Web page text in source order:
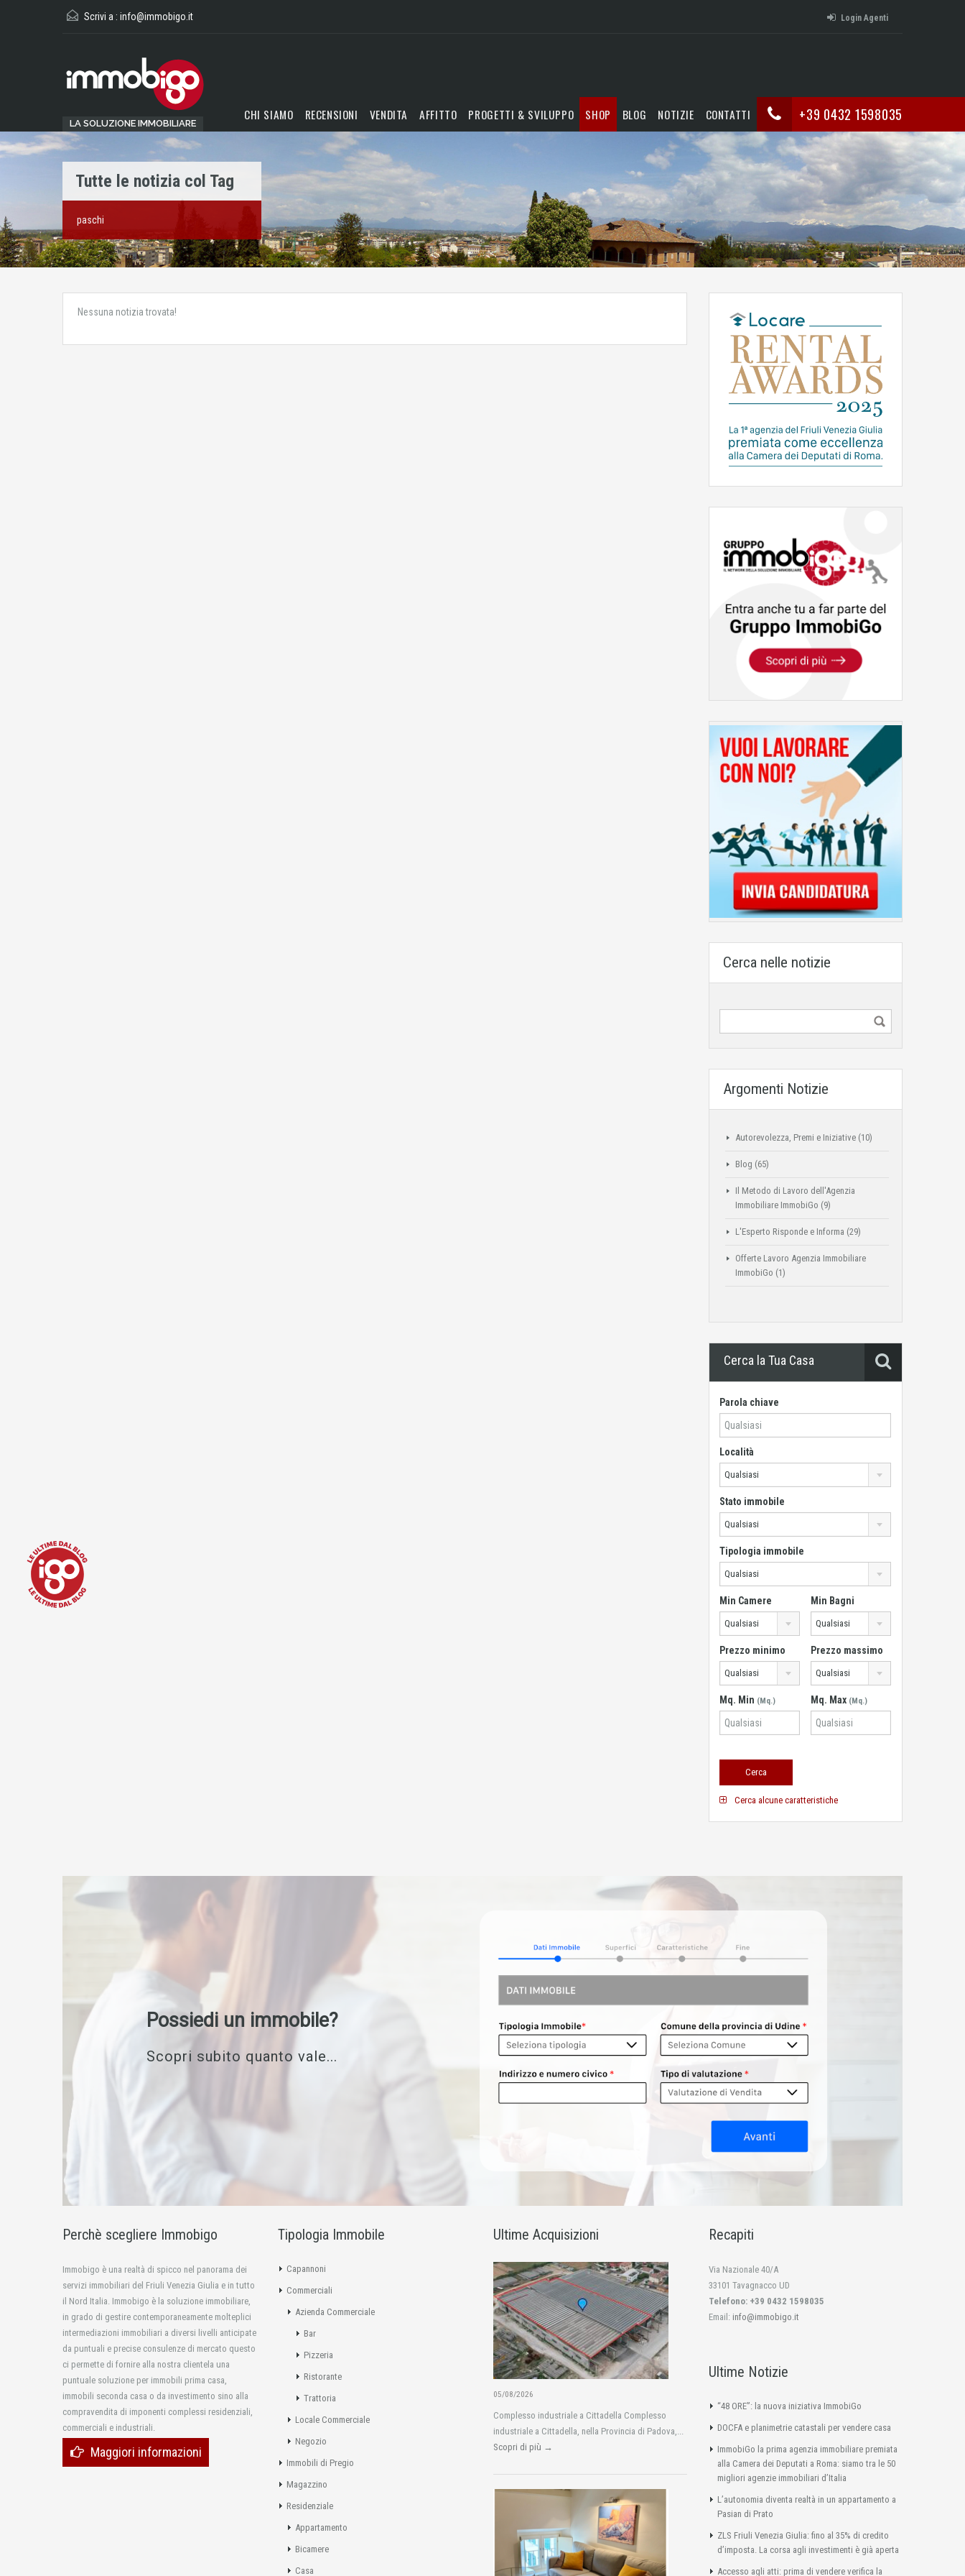
Scrivi a : info@immobigo.it Login Agenti
LA SOLUZIONE IMMOBILIARE +39 0432 1598035
CHI SIAMO RECENSIONI VENDITA AFFITTO PROGETTI & SVILUPPO SHOP BLOG NOTIZIE CONTATTI
Tutte le notizia col Tag
paschi
Nessuna notizia trovata!
Cerca nelle notizie
Argomenti Notizie
Autorevolezza, Premi e Iniziative (10)
Blog (65)
Il Metodo di Lavoro dell'Agenzia
Immobiliare ImmobiGo (9)
L'Esperto Risponde e Informa (29)
Offerte Lavoro Agenzia Immobiliare
ImmobiGo (1)
Cerca la Tua Casa
Parola chiave
Località
Qualsiasi
Stato immobile
Qualsiasi
Tipologia immobile
Qualsiasi
Min Camere
Qualsiasi
Min Bagni
Qualsiasi
Prezzo minimo
Qualsiasi
Prezzo massimo
Qualsiasi
Mq. Min (Mq.) Mq. Max (Mq.)
Cerca alcune caratteristiche
Possiedi un immobile?
Scopri subito quanto vale...
Perchè scegliere Immobigo
Immobigo è una realtà di spicco nel panorama dei
servizi immobiliari del Friuli Venezia Giulia e in tutto
il Nord Italia. Immobigo è la soluzione immobiliare,
in grado di gestire contemporaneamente molteplici
intermediazioni immobiliari a diversi livelli anticipate
da puntuali e precise consulenze di mercato questo
ci permette di fornire alla nostra clientela una
puntuale soluzione per immobili prima casa,
immobili seconda casa o da investimento sino alla
compravendita di imponenti complessi residenziali,
commerciali e industriali.
Maggiori informazioni
Tipologia Immobile
Capannoni
Commerciali
Azienda Commerciale
Bar
Pizzeria
Ristorante
Trattoria
Locale Commerciale
Negozio
Immobili di Pregio
Magazzino
Residenziale
Appartamento
Bicamere
Casa
Ultime Acquisizioni
05/08/2026
Complesso industriale a Cittadella Complesso
industriale a Cittadella, nella Provincia di Padova,...
Scopri di più →
Recapiti
Via Nazionale 40/A
33101 Tavagnacco UD
Telefono: +39 0432 1598035
Email: info@immobigo.it
Ultime Notizie
“48 ORE”: la nuova iniziativa ImmobiGo
DOCFA e planimetrie catastali per vendere casa
ImmobiGo la prima agenzia immobiliare premiata
alla Camera dei Deputati a Roma: siamo tra le 50
migliori agenzie immobiliari d’Italia
L’autonomia diventa realtà in un appartamento a
Pasian di Prato
ZLS Friuli Venezia Giulia: fino al 35% di credito
d’imposta. La corsa agli investimenti è già aperta
Accesso agli atti: prima di vendere verifica la